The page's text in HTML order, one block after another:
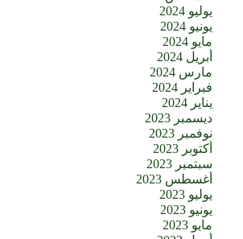
يوليو 2024
يونيو 2024
مايو 2024
أبريل 2024
مارس 2024
فبراير 2024
يناير 2024
ديسمبر 2023
نوفمبر 2023
أكتوبر 2023
سبتمبر 2023
أغسطس 2023
يوليو 2023
يونيو 2023
مايو 2023